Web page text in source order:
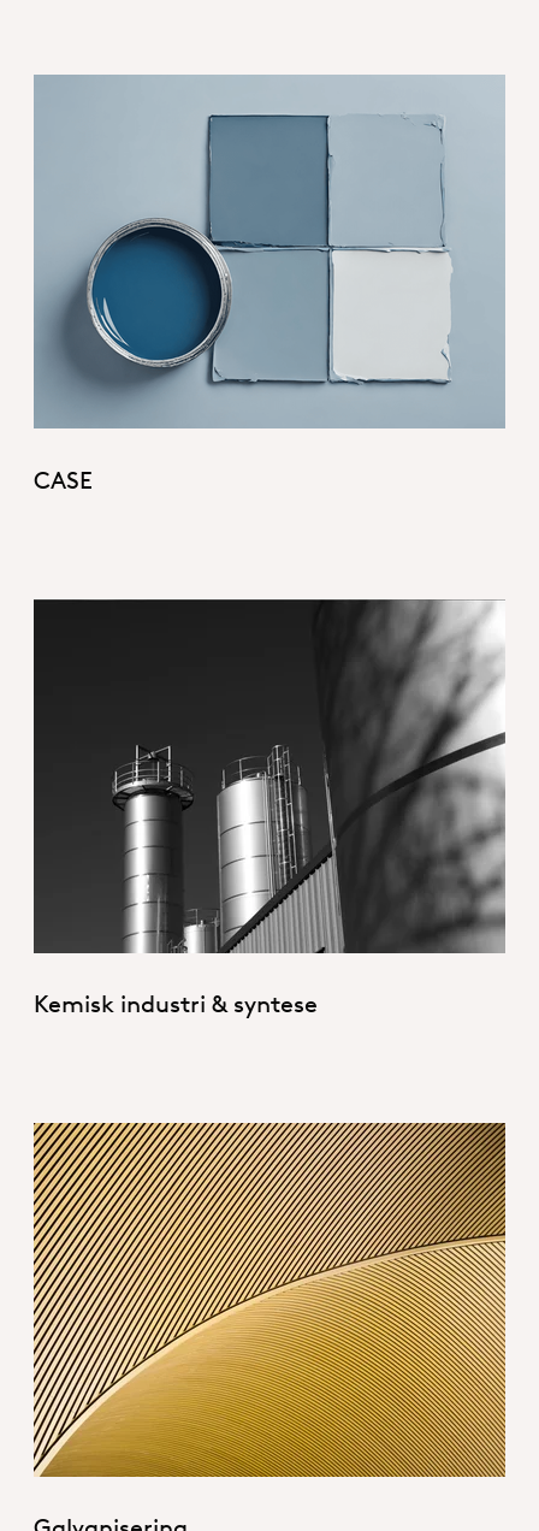
1_CASE hero.png
CASE
Chemical industry & synthesis
Kemisk industri & syntese
Hero_Electroplates.jpg